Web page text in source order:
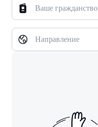
Ваше гражданство
Направление